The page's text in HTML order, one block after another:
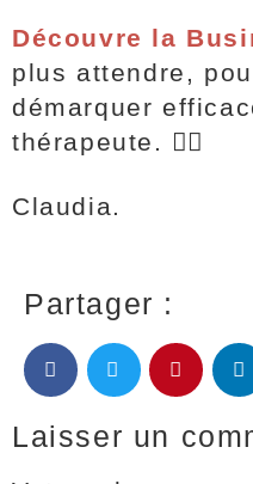
Découvre la
plus attendre,
démarquer
thérapeute. 🙋‍♀️
Claudia.
Partager :
Laisser un